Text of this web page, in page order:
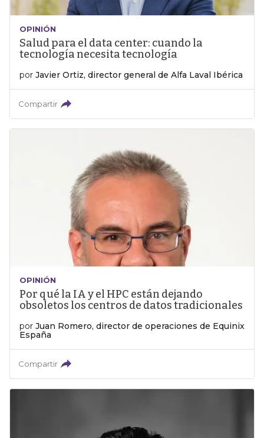
OPINIÓN
Salud para el data center: cuando la
tecnología necesita tecnología
por Javier Ortiz, director general de Alfa Laval Ibérica
Compartir
OPINIÓN
Por qué la IA y el HPC están dejando
obsoletos los centros de datos tradicionales
por Juan Romero, director de operaciones de Equinix
España
Compartir